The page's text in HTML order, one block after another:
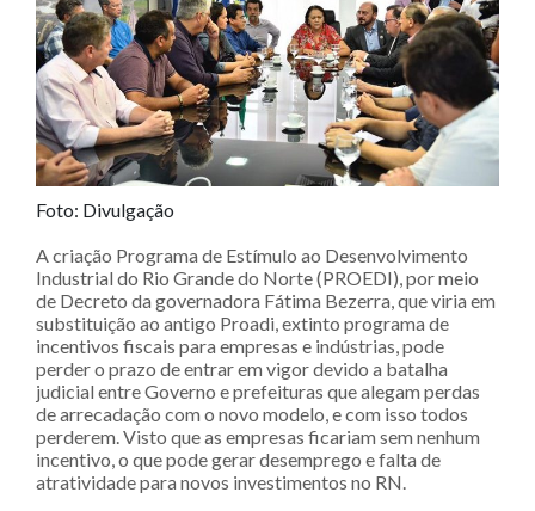
Foto: Divulgação
A criação Programa de Estímulo ao Desenvolvimento
Industrial do Rio Grande do Norte (PROEDI), por meio
de Decreto da governadora Fátima Bezerra, que viria em
substituição ao antigo Proadi, extinto programa de
incentivos fiscais para empresas e indústrias, pode
perder o prazo de entrar em vigor devido a batalha
judicial entre Governo e prefeituras que alegam perdas
de arrecadação com o novo modelo, e com isso todos
perderem. Visto que as empresas ficariam sem nenhum
incentivo, o que pode gerar desemprego e falta de
atratividade para novos investimentos no RN.